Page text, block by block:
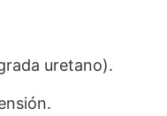
uretano).